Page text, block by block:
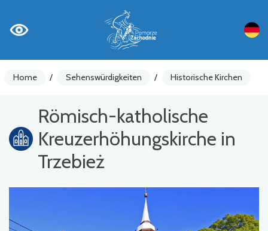
Home / Sehenswürdigkeiten / Historische Kirchen
Römisch-katholische
Kreuzerhöhungskirche in
Trzebież